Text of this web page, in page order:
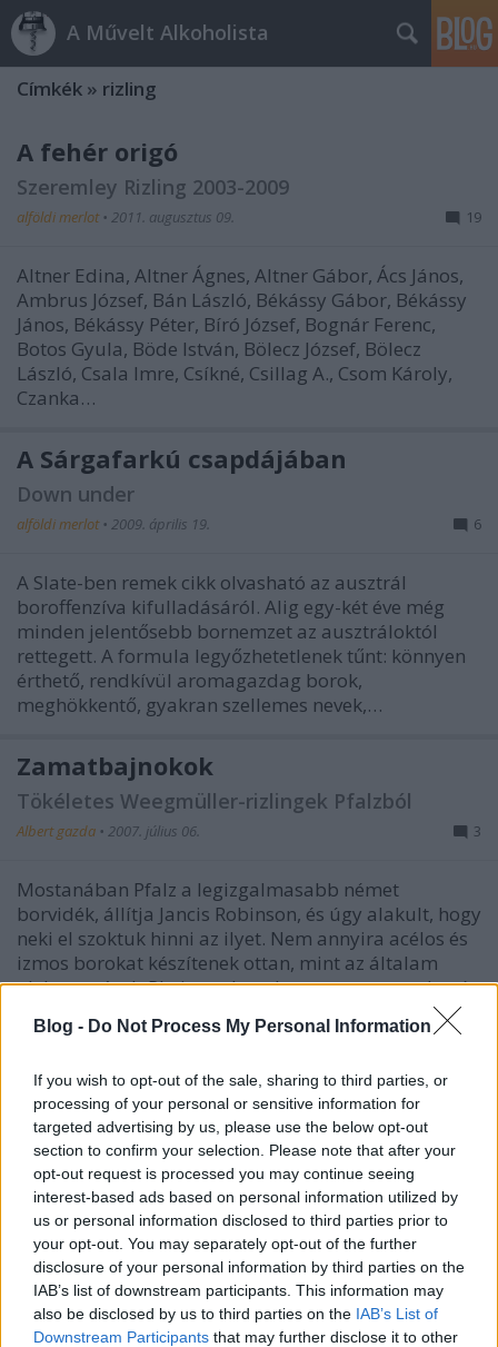
Blog - Do Not Process My Personal Information
If you wish to opt-out of the sale, sharing to third parties, or
processing of your personal or sensitive information for
targeted advertising by us, please use the below opt-out
section to confirm your selection. Please note that after your
opt-out request is processed you may continue seeing
interest-based ads based on personal information utilized by
us or personal information disclosed to third parties prior to
your opt-out. You may separately opt-out of the further
disclosure of your personal information by third parties on the
IAB’s list of downstream participants. This information may
also be disclosed by us to third parties on the IAB’s List of
Downstream Participants that may further disclose it to other
A Művelt Alkoholista
Címkék » rizling
A fehér origó
Szeremley Rizling 2003-2009
alföldi merlot • 2011. augusztus 09. 19
Altner Edina, Altner Ágnes, Altner Gábor, Ács János,
Ambrus József, Bán László, Békássy Gábor, Békássy
János, Békássy Péter, Bíró József, Bognár Ferenc,
Botos Gyula, Böde István, Bölecz József, Bölecz
László, Csala Imre, Csíkné, Csillag A., Csom Károly,
Czanka…
A Sárgafarkú csapdájában
Down under
alföldi merlot • 2009. április 19. 6
A Slate-ben remek cikk olvasható az ausztrál
boroffenzíva kifulladásáról. Alig egy-két éve még
minden jelentősebb bornemzet az ausztráloktól
rettegett. A formula legyőzhetetlenek tűnt: könnyen
érthető, rendkívül aromagazdag borok,
meghökkentő, gyakran szellemes nevek,…
Zamatbajnokok
Tökéletes Weegmüller-rizlingek Pfalzból
Albert gazda • 2007. július 06. 3
Mostanában Pfalz a legizgalmasabb német
borvidék, állítja Jancis Robinson, és úgy alakult, hogy
neki el szoktuk hinni az ilyet. Nem annyira acélos és
izmos borokat készítenek ottan, mint az általam
olykor sztárolt Rheingauban, hanem zamatosakat és
Lehet eső, lehet hó
Gustave Lorentz, Elzász és az etalonborok
zsoltizmo•2007. május 24.
Elzásszal és az időjárással valahogy nincs
szerencsém. Tavalyi európai utam során megálltam
Strasbourg-ban, szerettem volna bevetni magam az
ottani bortermelők rengetegébe. Szó szerint
rengetegen, több mint ötezren vannak. Mivel másfél
napja egyfolytában esett az eső, és nem úgy…